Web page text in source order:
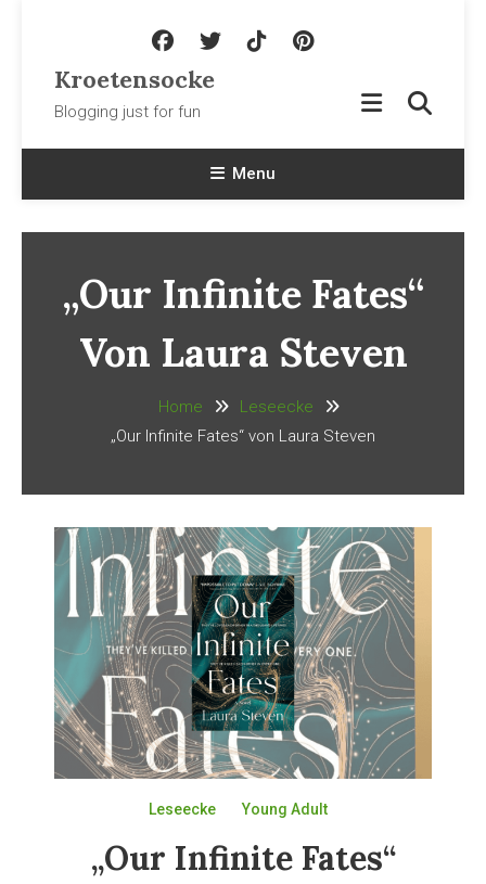
Kroetensocke
Blogging just for fun
Menu
„Our Infinite Fates“
Von Laura Steven
Home
Leseecke
„Our Infinite Fates“ von Laura Steven
Leseecke Young Adult
„Our Infinite Fates“